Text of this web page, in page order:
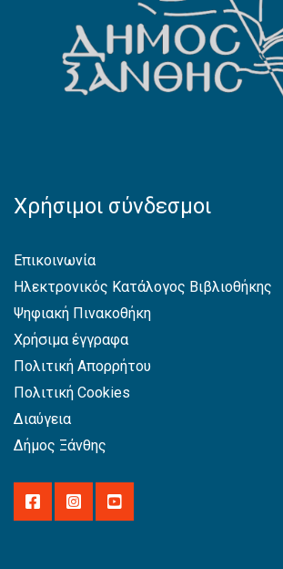
Χρήσιμοι σύνδεσμοι
Επικοινωνία
Ηλεκτρονικός Κατάλογος Βιβλιοθήκης
Ψηφιακή Πινακοθήκη
Χρήσιμα έγγραφα
Πολιτική Απορρήτου
Πολιτική Cookies
Διαύγεια
Δήμος Ξάνθης